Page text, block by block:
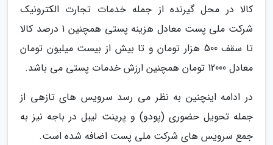
کالا در محل گیرنده از جمله خدمات تجارت الکترونیک
شرکت ملی پست معادل هزینه پستی همچنین 1 درصد کالا
تا سقف 500 هزار تومان و تا بیش از بیست میلیون تومان
معادل 12000 تومان همچنین ارزش خدمات پستی می باشد.
در ادامه اینچنین به نظر می رسد سرویس های تازهی از
جمله تحویل حضوری (پودو) و پرینت لیبل در باجه نیز به
جمع سرویس های شرکت ملی پست اضافه شده است.